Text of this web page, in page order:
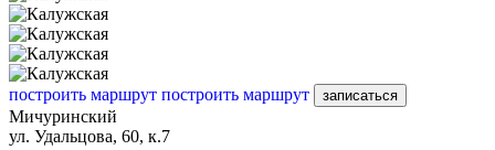
построить маршрут построить маршрут записаться
Мичуринский
ул. Удальцова, 60, к.7